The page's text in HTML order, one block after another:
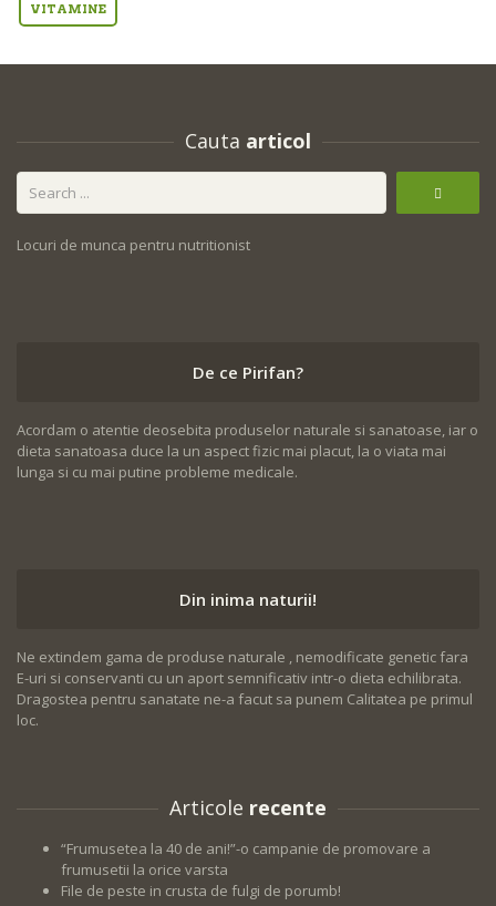
VITAMINE
Cauta articol
Locuri de munca pentru nutritionist
De ce Pirifan?
Acordam o atentie deosebita produselor naturale si sanatoase, iar o
dieta sanatoasa duce la un aspect fizic mai placut, la o viata mai
lunga si cu mai putine probleme medicale.
Din inima naturii!
Ne extindem gama de produse naturale , nemodificate genetic fara
E-uri si conservanti cu un aport semnificativ intr-o dieta echilibrata.
Dragostea pentru sanatate ne-a facut sa punem Calitatea pe primul
loc.
Articole recente
“Frumusetea la 40 de ani!”-o campanie de promovare a
frumusetii la orice varsta
File de peste in crusta de fulgi de porumb!